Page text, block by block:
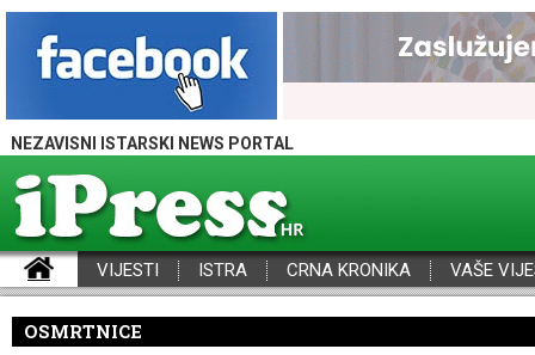
NEZAVISNI ISTARSKI NEWS PORTAL
VIJESTI ISTRA CRNA KRONIKA VAŠE
OSMRTNICE